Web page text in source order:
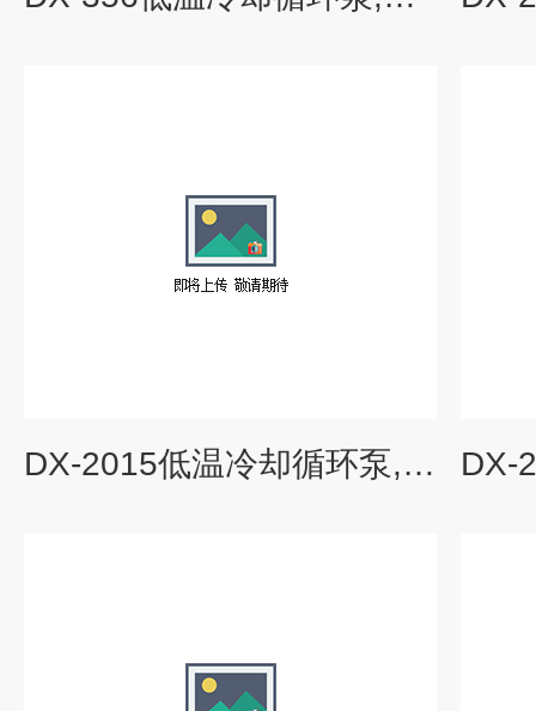
DX-2015低温冷却循环泵,低温浴槽价格